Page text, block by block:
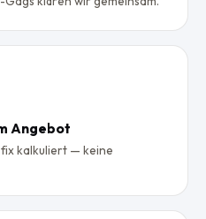
Angebot
kalkuliert — keine